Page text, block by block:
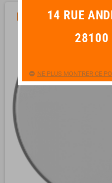
14 RUE
28100
NE PLUS MONTRER CE